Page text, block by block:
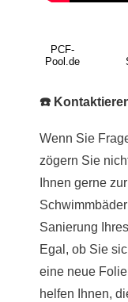
PCF-
Pool.de
☎️
Wenn Sie
zögern Sie
Ihnen gerne
Sanierung
Egal, ob Sie
eine neue
helfen Ihnen,